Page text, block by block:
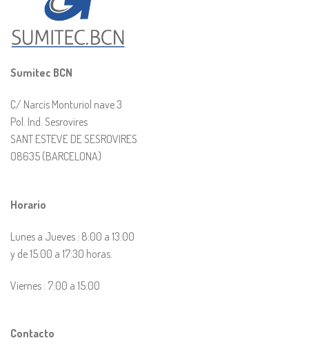
Sumitec BCN
C/ Narcis Monturiol nave 3
Pol. Ind. Sesrovires
SANT ESTEVE DE SESROVIRES
08635 (BARCELONA)
Horario
Lunes a Jueves : 8:00 a 13:00
y de 15:00 a 17:30 horas.
Viernes : 7:00 a 15:00
Contacto